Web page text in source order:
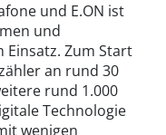
und E.ON ist
und
Zum Start
an rund 30
rund 1.000
Technologie
wenigen